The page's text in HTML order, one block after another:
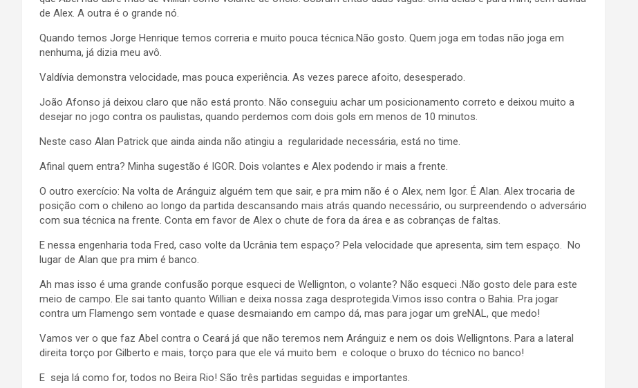
de Alex. A outra é o grande nó.
Quando temos Jorge Henrique temos correria e muito pouca técnica.Não gosto. Quem joga em todas não joga em
nenhuma, já dizia meu avô.
Valdívia demonstra velocidade, mas pouca experiência. As vezes parece afoito, desesperado.
João Afonso já deixou claro que não está pronto. Não conseguiu achar um posicionamento correto e deixou muito a
desejar no jogo contra os paulistas, quando perdemos com dois gols em menos de 10 minutos.
Neste caso Alan Patrick que ainda ainda não atingiu a regularidade necessária, está no time.
Afinal quem entra? Minha sugestão é IGOR. Dois volantes e Alex podendo ir mais a frente.
O outro exercício: Na volta de Aránguiz alguém tem que sair, e pra mim não é o Alex, nem Igor. É Alan. Alex trocaria de
posição com o chileno ao longo da partida descansando mais atrás quando necessário, ou surpreendendo o adversário
com sua técnica na frente. Conta em favor de Alex o chute de fora da área e as cobranças de faltas.
E nessa engenharia toda Fred, caso volte da Ucrânia tem espaço? Pela velocidade que apresenta, sim tem espaço. No
lugar de Alan que pra mim é banco.
Ah mas isso é uma grande confusão porque esqueci de Wellignton, o volante? Não esqueci .Não gosto dele para este
meio de campo. Ele sai tanto quanto Willian e deixa nossa zaga desprotegida.Vimos isso contra o Bahia. Pra jogar
contra um Flamengo sem vontade e quase desmaiando em campo dá, mas para jogar um greNAL, que medo!
Vamos ver o que faz Abel contra o Ceará já que não teremos nem Aránguiz e nem os dois Welligntons. Para a lateral
direita torço por Gilberto e mais, torço para que ele vá muito bem e coloque o bruxo do técnico no banco!
E seja lá como for, todos no Beira Rio! São três partidas seguidas e importantes.